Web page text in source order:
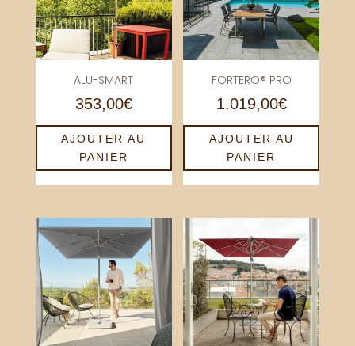
ALU-SMART
353,00€
AJOUTER AU
PANIER
FORTERO® PRO
1.019,00€
AJOUTER AU
PANIER